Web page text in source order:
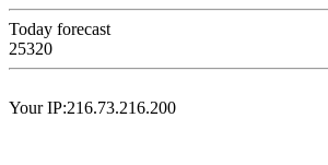
Today forecast
25320
Your IP:216.73.216.200